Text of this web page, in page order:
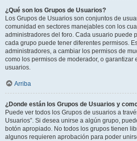
¿Qué son los Grupos de Usuarios?
Los Grupos de Usuarios son conjuntos de
comunidad en sectores manejables con los
administradores del foro. Cada usuario puede
cada grupo puede tener diferentes permisos.
administradores, a cambiar los permisos de
como los permisos de moderador, o garantizar
usuarios.
Arriba
¿Donde están los Grupos de Usuarios y
Puede ver todos los Grupos de usuarios a
Usuarios”. Si desea unirse a algún grupo,
botón apropiado. No todos los grupos tienen
algunos requieren aprobación para poder